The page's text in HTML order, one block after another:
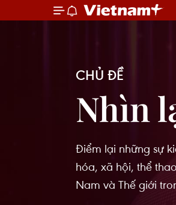
CHỦ ĐỀ
Nhìn
Điểm lại những sự
hóa, xã hội, thể
Nam và Thế giới